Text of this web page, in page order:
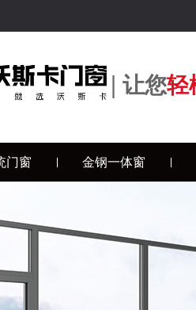
| 让您轻
门窗 金钢一体窗